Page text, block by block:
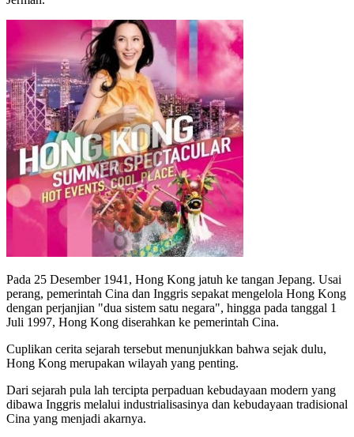
Pada 25 Desember 1941, Hong Kong jatuh ke tangan Jepang. Usai
perang, pemerintah Cina dan Inggris sepakat mengelola Hong Kong
dengan perjanjian "dua sistem satu negara", hingga pada tanggal 1
Juli 1997, Hong Kong diserahkan ke pemerintah Cina.
Cuplikan cerita sejarah tersebut menunjukkan bahwa sejak dulu,
Hong Kong merupakan wilayah yang penting.
Dari sejarah pula lah tercipta perpaduan kebudayaan modern yang
dibawa Inggris melalui industrialisasinya dan kebudayaan tradisional
Cina yang menjadi akarnya.